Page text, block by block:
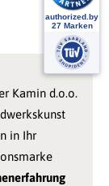
Kamin d.o.o.
in Ihr